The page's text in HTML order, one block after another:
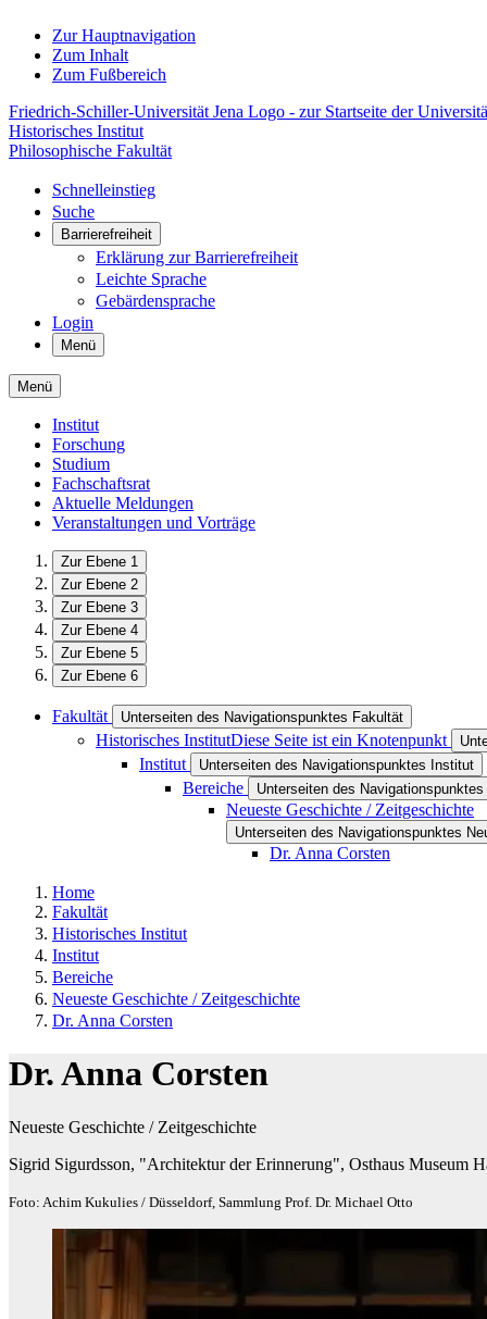
Zur Hauptnavigation
Zum Inhalt
Zum Fußbereich
Friedrich-Schiller-Universität Jena Logo - zur Startseite der
Historisches Institut
Philosophische Fakultät
Schnelleinstieg
Suche
Barrierefreiheit
Erklärung zur Barrierefreiheit
Leichte Sprache
Gebärdensprache
Login
Menü
Menü
Institut
Forschung
Studium
Fachschaftsrat
Aktuelle Meldungen
Veranstaltungen und Vorträge
Zur Ebene 1
Zur Ebene 2
Zur Ebene 3
Zur Ebene 4
Zur Ebene 5
Zur Ebene 6
Fakultät Unterseiten des Navigationspunktes Fakultät
Historisches InstitutDiese Seite ist ein Knotenpunkt
Institut Unterseiten des Navigationspunktes Institut
Bereiche Unterseiten des
Neueste Geschichte / Zeitgeschichte
Unterseiten des Navigationspunktes
Dr. Anna Corsten
Home
Fakultät
Historisches Institut
Institut
Bereiche
Neueste Geschichte / Zeitgeschichte
Dr. Anna Corsten
Dr. Anna Corsten
Neueste Geschichte / Zeitgeschichte
Sigrid Sigurdsson, "Architektur der Erinnerung", Osthaus Museum
Foto: Achim Kukulies / Düsseldorf, Sammlung Prof. Dr. Michael Otto